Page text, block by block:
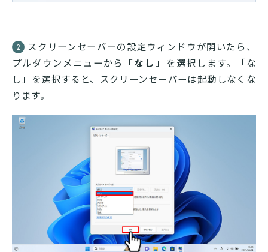
2
スクリーンセーバーの設定ウィンドウが開いたら、
プルダウンメニューから
「なし」 を選択します。「な
し」を選択すると、スクリーンセーバーは起動しなくな
ります。